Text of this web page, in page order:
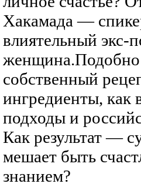
Хакамада —
влиятельный экс-
женщина.Подобно
собственный
ингредиенты, как
подходы и
Как результат —
мешает быть
знанием?